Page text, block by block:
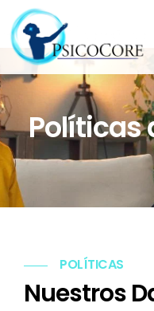
Políticas
POLÍTICAS
Nuestros